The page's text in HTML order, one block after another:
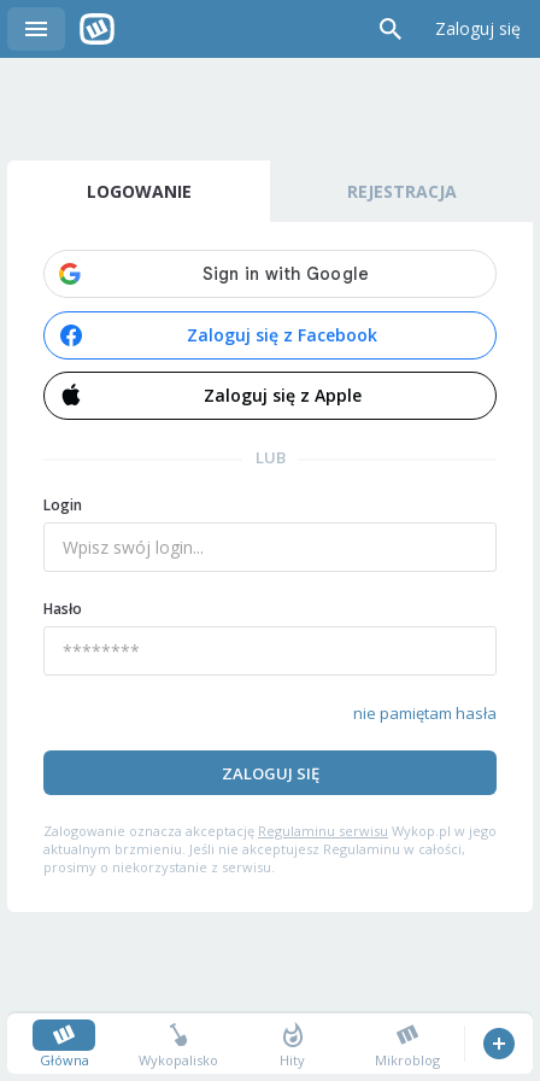
Zaloguj się
LOGOWANIE REJESTRACJA
Zaloguj się z Facebook
Zaloguj się z Apple
LUB
Login
Hasło
nie pamiętam hasła
ZALOGUJ SIĘ
Zalogowanie oznacza akceptację Regulaminu serwisu Wykop.pl w jego
aktualnym brzmieniu. Jeśli nie akceptujesz Regulaminu w całości,
prosimy o niekorzystanie z serwisu.
Główna Wykopalisko Hity Mikroblog